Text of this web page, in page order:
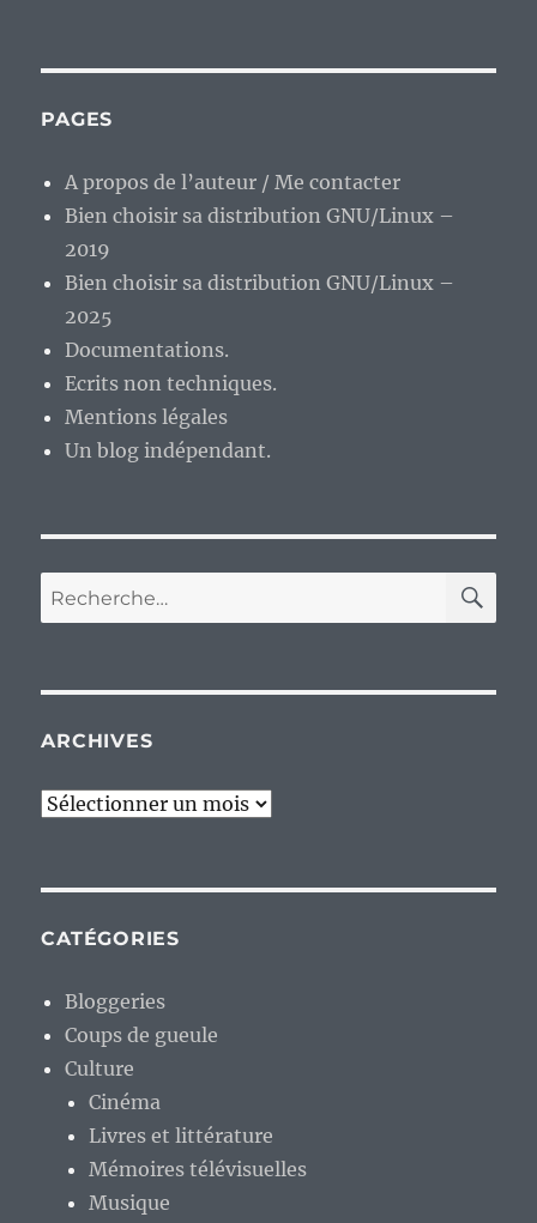
PAGES
A propos de l’auteur / Me contacter
Bien choisir sa distribution GNU/Linux –
2019
Bien choisir sa distribution GNU/Linux –
2025
Documentations.
Ecrits non techniques.
Mentions légales
Un blog indépendant.
Recherche
pour :
ARCHIVES
Archives
CATÉGORIES
Bloggeries
Coups de gueule
Culture
Cinéma
Livres et littérature
Mémoires télévisuelles
Musique